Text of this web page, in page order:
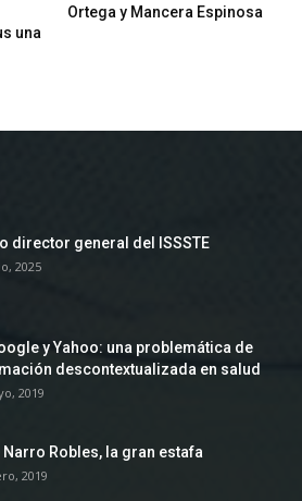
una
Ortega y Mancera Espinosa
director general del ISSSTE
2025
y Yahoo: una problemática de
descontextualizada en salud
2019
Robles, la gran estafa
2019